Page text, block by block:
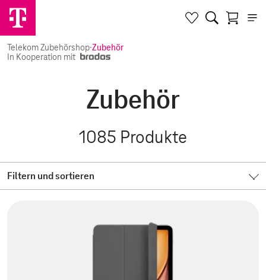
Telekom Zubehörshop·Zubehör
In Kooperation mit
Zubehör
1085 Produkte
Filtern und sortieren